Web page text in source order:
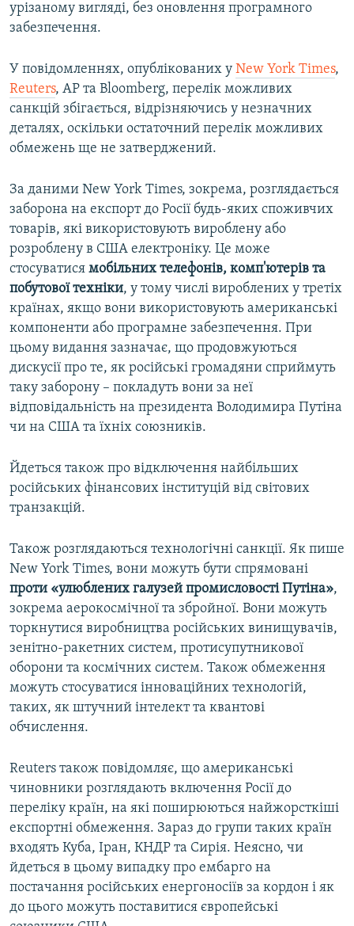
урізаному вигляді, без оновлення програмного
забезпечення.
У повідомленнях, опублікованих у New York Times,
Reuters, AP та Bloomberg, перелік можливих
санкцій збігається, відрізняючись у незначних
деталях, оскільки остаточний перелік можливих
обмежень ще не затверджений.
За даними New York Times, зокрема, розглядається
заборона на експорт до Росії будь-яких споживчих
товарів, які використовують вироблену або
розроблену в США електроніку. Це може
стосуватися мобільних телефонів, комп'ютерів та
побутової техніки, у тому числі вироблених у третіх
країнах, якщо вони використовують американські
компоненти або програмне забезпечення. При
цьому видання зазначає, що продовжуються
дискусії про те, як російські громадяни сприймуть
таку заборону – покладуть вони за неї
відповідальність на президента Володимира Путіна
чи на США та їхніх союзників.
Йдеться також про відключення найбільших
російських фінансових інституцій від світових
транзакцій.
Також розглядаються технологічні санкції. Як пише
New York Times, вони можуть бути спрямовані
проти «улюблених галузей промисловості Путіна»,
зокрема аерокосмічної та збройної. Вони можуть
торкнутися виробництва російських винищувачів,
зенітно-ракетних систем, протисупутникової
оборони та космічних систем. Також обмеження
можуть стосуватися інноваційних технологій,
таких, як штучний інтелект та квантові
обчислення.
Reuters також повідомляє, що американські
чиновники розглядають включення Росії до
переліку країн, на які поширюються найжорсткіші
експортні обмеження. Зараз до групи таких країн
входять Куба, Іран, КНДР та Сирія. Неясно, чи
йдеться в цьому випадку про ембарго на
постачання російських енергоносіїв за кордон і як
до цього можуть поставитися європейські